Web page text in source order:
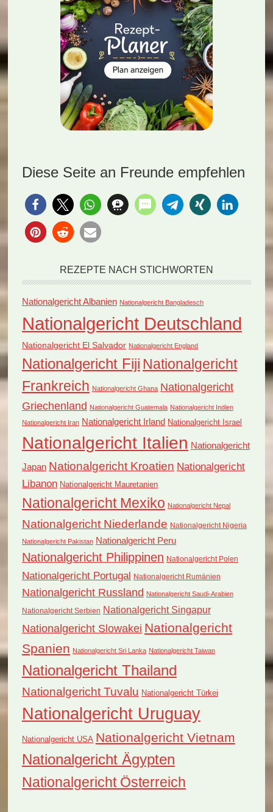
Diese Seite an Freunde empfehlen
REZEPTE NACH STICHWORTEN
Nationalgericht Albanien Nationalgericht Bangladesch
Nationalgericht Deutschland
Nationalgericht El Salvador Nationalgericht England
Nationalgericht Fiji Nationalgericht
Frankreich Nationalgericht Ghana Nationalgericht
Griechenland Nationalgericht Guatemala Nationalgericht Indien
Nationalgericht Iran Nationalgericht Irland Nationalgericht Israel
Nationalgericht Italien Nationalgericht
Japan Nationalgericht Kroatien Nationalgericht
Libanon Nationalgericht Mauretanien
Nationalgericht Mexiko Nationalgericht Nepal
Nationalgericht Niederlande Nationalgericht Nigeria
Nationalgericht Pakistan Nationalgericht Peru
Nationalgericht Philippinen Nationalgericht Polen
Nationalgericht Portugal Nationalgericht Rumänien
Nationalgericht Russland Nationalgericht Saudi-Arabien
Nationalgericht Serbien Nationalgericht Singapur
Nationalgericht Slowakei Nationalgericht
Spanien Nationalgericht Sri Lanka Nationalgericht Taiwan
Nationalgericht Thailand
Nationalgericht Tuvalu Nationalgericht Türkei
Nationalgericht Uruguay
Nationalgericht USA Nationalgericht Vietnam
Nationalgericht Ägypten
Nationalgericht Österreich